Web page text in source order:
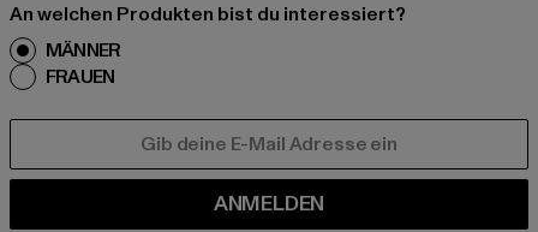
An welchen Produkten bist du interessiert?
MÄNNER
FRAUEN
ANMELDEN